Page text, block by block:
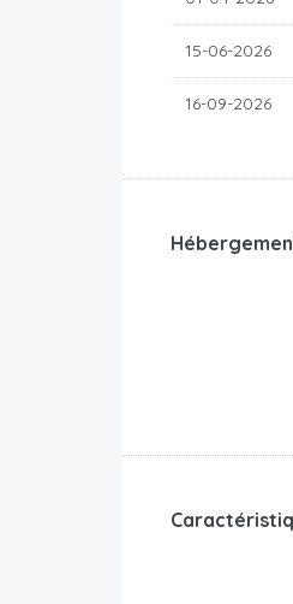
15-06-2026
16-09-2026